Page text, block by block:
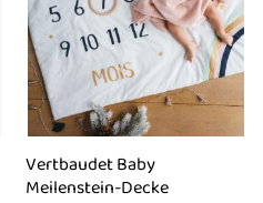
Vertbaudet Baby
Meilenstein-Decke